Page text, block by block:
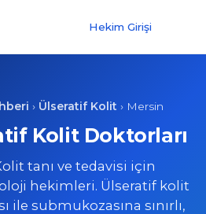
Hekim Girişi
› Ülseratif Kolit › Mersin
Kolit Doktorları
tanı ve tedavisi için
hekimleri. Ülseratif kolit
ile submukozasına sınırlı,